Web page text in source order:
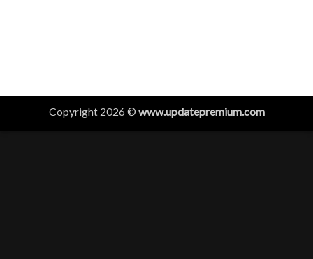
Copyright 2026 © www.updatepremium.com